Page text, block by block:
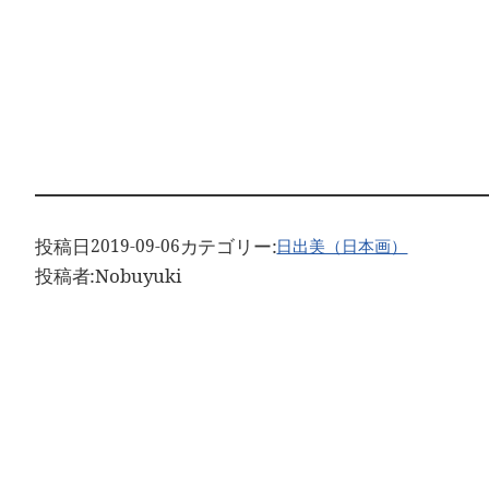
投稿日2019-09-06カテゴリー:日出美（日本画）
投稿者:Nobuyuki